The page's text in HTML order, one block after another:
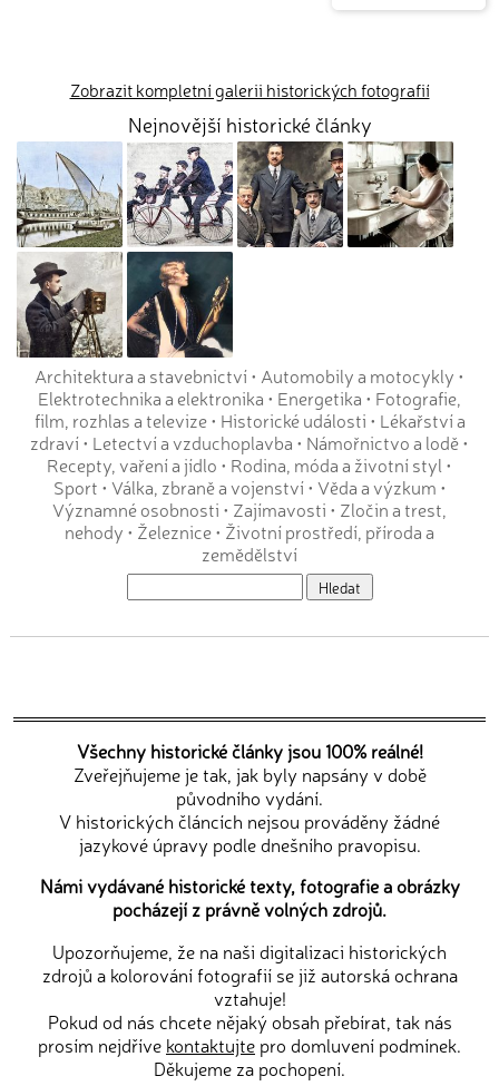
Zobrazit kompletní galerii historických fotografií
Nejnovější historické články
Architektura a stavebnictví• Automobily a motocykly •
Elektrotechnika a elektronika • Energetika • Fotografie,
film, rozhlas a televize• Historické události • Lékařství a
zdraví• Letectví a vzduchoplavba • Námořnictvo a lodě•
Recepty, vaření a jídlo • Rodina, móda a životní styl •
Sport • Válka, zbraně a vojenství• Věda a výzkum •
Významné osobnosti • Zajímavosti • Zločin a trest,
nehody • Železnice• Životní prostředí, příroda a
zemědělství
Všechny historické články jsou 100% reálné!
Zveřejňujeme je tak, jak byly napsány v době
původního vydání.
V historických článcích nejsou prováděny žádné
jazykové úpravy podle dnešního pravopisu.
Námi vydávané historické texty, fotografie a obrázky
pocházejí z právně volných zdrojů.
Upozorňujeme, že na naši digitalizaci historických
zdrojů a kolorování fotografií se již autorská ochrana
vztahuje!
Pokud od nás chcete nějaký obsah přebírat, tak nás
prosím nejdříve kontaktujte pro domluvení podmínek.
Děkujeme za pochopení.